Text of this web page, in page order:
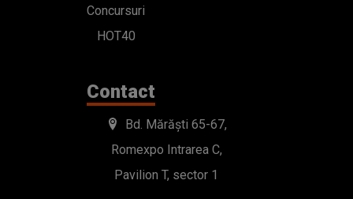
Concursuri
HOT40
Contact
Bd. Mărăști 65-67,
Romexpo Intrarea C,
Pavilion T, sector 1